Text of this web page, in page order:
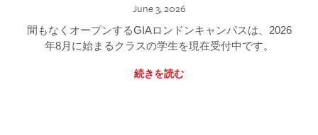
June 3, 2026
間もなくオープンするGIAロンドンキャンパスは、2026
年8月に始まるクラスの学生を現在受付中です。
続きを読む